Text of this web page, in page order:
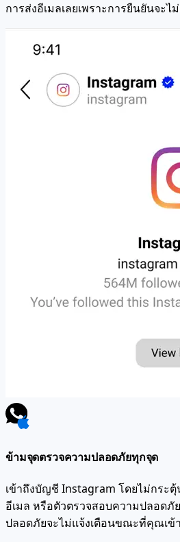
การส่งอีเมลเลยเพราะการยืนยันจะไ
ข้ามจุดตรวจความปลอดภัยทุกจุด
เข้าถึงบัญชี Instagram โดยไม่กระตุ้
อีเมล หรือตัวตรวจสอบความปลอดภั
ปลอดภัยจะไม่แจ้งเตือนขณะที่คุณเข้